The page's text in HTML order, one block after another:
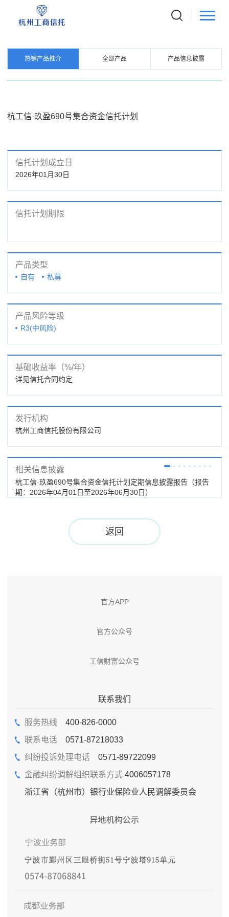
信托产品
热销产品推介 全部产品 产品信息披露
杭工信·玖盈690号集合资金信托计划
信托计划成立日
2026年01月30日
信托计划期限
产品类型
自有 私募
产品风险等级
R3(中风险)
基础收益率（%/年）
详见信托合同约定
发行机构
杭州工商信托股份有限公司
相关信息披露
杭工信·玖盈690号集合资金信托计划定期信息披露报告（报告
期：2026年04月01日至2026年06月30日）
返回
官方APP
官方公众号
工信财富公众号
联系我们
服务热线 400-826-0000
联系电话0571-87218033
纠纷投诉处理电话0571-89722099
金融纠纷调解组织联系方式4006057178
浙江省（杭州市）银行业保险业人民调解委员会